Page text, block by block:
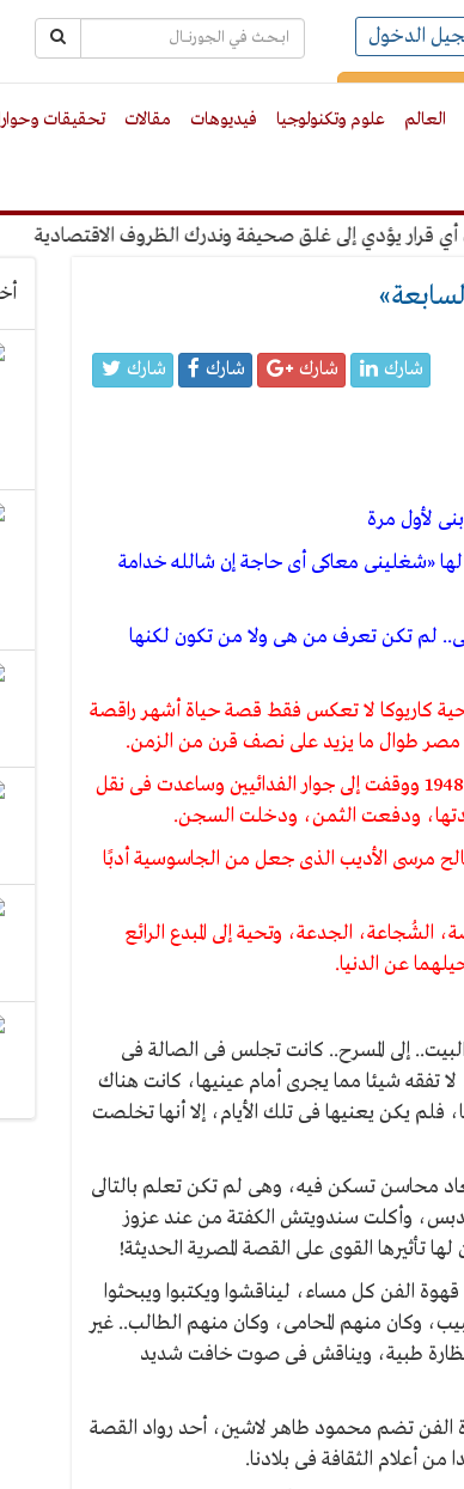
الدخول
العالم علوم وتكنولوجيا فيديوهات مقالات تحقيقات
غلق صحيفة وندرك الظروف الاقتصادية
شارك شارك شارك شارك
لأول مرة
«شغلينى معاكى أى حاجة إن شالله خدامة
لم تكن تعرف من هى ولا من تكون لكنها
كاريوكا لا تعكس فقط قصة حياة أشهر راقصة
طوال ما يزيد على نصف قرن من الزمن.
ولدت قبل 14 يومًا فقط من قيام ثورة 1919، وعاشت أجواء حرب 1948 ووقفت إلى جوار الفدائيين وساعدت فى نقل
ودفعت الثمن، ودخلت السجن.
مرسى الأديب الذى جعل من الجاسوسية أدبًا
الشُجاعة، الجدعة، وتحية إلى المبدع الرائع
عن الدنيا.
إلى المسرح.. كانت تجلس فى الصالة فى
تفقه شيئا مما يجرى أمام عينيها، كانت هناك
يكن يعنيها فى تلك الأيام، إلا أنها تخلصت
محاسن تسكن فيه، وهى لم تكن تعلم بالتالى
وأكلت سندويتش الكفتة من عند عزوز
القوى على القصة المصرية الحديثة!
الفن كل مساء، ليناقشوا ويكتبوا ويبحثوا
وكان منهم المحامى، وكان منهم الطالب.. غير
نظارة طبية، ويناقش فى صوت خافت شديد
الفن تضم محمود طاهر لاشين، أحد رواد القصة
أعلام الثقافة فى بلادنا.